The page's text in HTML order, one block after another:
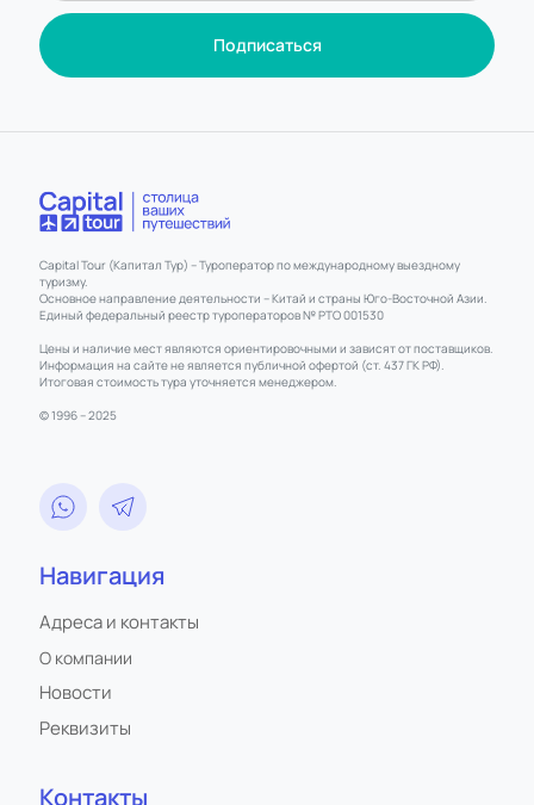
Подписаться
Capital Tour (Капитал Тур) – Туроператор по международному выездному
туризму.
Основное направление деятельности – Китай и страны Юго-Восточной Азии.
Единый федеральный реестр туроператоров № РТО 001530
Цены и наличие мест являются ориентировочными и зависят от поставщиков.
Информация на сайте не является публичной офертой (ст. 437 ГК РФ).
Итоговая стоимость тура уточняется менеджером.
© 1996 – 2025
Навигация
Адреса и контакты
О компании
Новости
Реквизиты
Контакты